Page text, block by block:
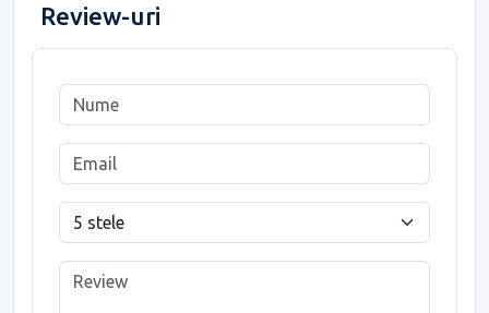
Review-uri